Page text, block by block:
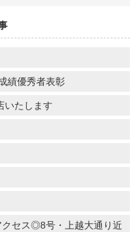
績優秀者表彰
いたします
クセス◎8号・上越大通り近